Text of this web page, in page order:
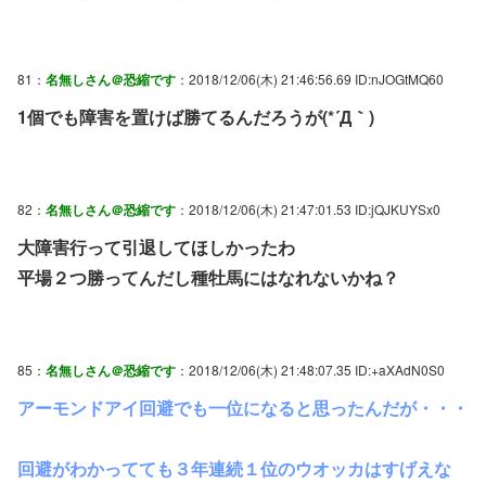
81： 名無しさん＠恐縮です ：2018/12/06(木) 21:46:56.69 ID:nJOGtMQ60
1個でも障害を置けば勝てるんだろうが(*´Д｀)
82： 名無しさん＠恐縮です ：2018/12/06(木) 21:47:01.53 ID:jQJKUYSx0
大障害行って引退してほしかったわ
平場２つ勝ってんだし種牡馬にはなれないかね？
85： 名無しさん＠恐縮です ：2018/12/06(木) 21:48:07.35 ID:+aXAdN0S0
アーモンドアイ回避でも一位になると思ったんだが・・・
回避がわかってても３年連続１位のウオッカはすげえな